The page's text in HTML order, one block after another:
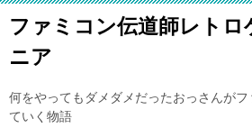
ファミコン伝道師レトロ
ニア
何をやってもダメダメだったおっさんが
ていく物語